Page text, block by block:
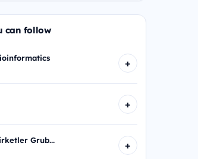
can follow
+
+
Grub... +